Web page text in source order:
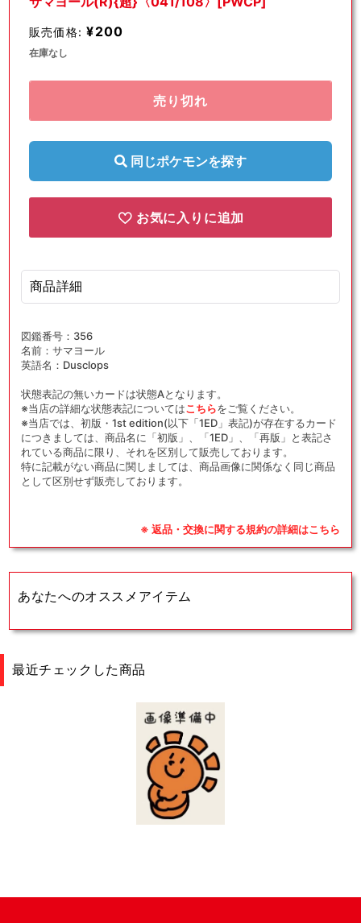
(1)
を
く
販売価格: ¥200
在庫なし
売り切れ
同じポケモンを探す
お気に入りに追加
商品詳細
図鑑番号：356
名前：サマヨール
英語名：Dusclops
状態表記の無いカードは状態Aとなります。
※当店の詳細な状態表記についてはこちらをご覧ください。
※当店では、初版・1st edition(以下「1ED」表記)が存在するカード
につきましては、商品名に「初版」、「1ED」、「再版」と表記さ
れている商品に限り、それを区別して販売しております。
特に記載がない商品に関しましては、商品画像に関係なく同じ商品
として区別せず販売しております。
※ 返品・交換に関する規約の詳細はこちら
あなたへのオススメアイテム
最近チェックした商品